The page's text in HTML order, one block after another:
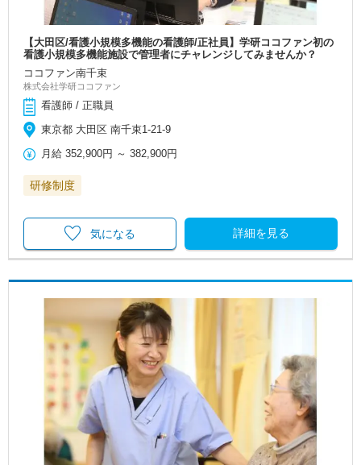
【大田区/看護小規模多機能の看護師/正社員】学研ココファン初の
看護小規模多機能施設で管理者にチャレンジしてみませんか？
ココファン南千束
株式会社学研ココファン
看護師 / 正職員
東京都 大田区 南千束1-21-9
月給 352,900円 ～382,900円
研修制度
詳細を見る
気になる